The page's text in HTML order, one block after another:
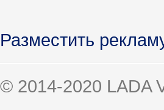
Разместить
© 2014-2020 LADA